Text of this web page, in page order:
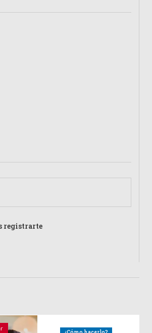
registrarte